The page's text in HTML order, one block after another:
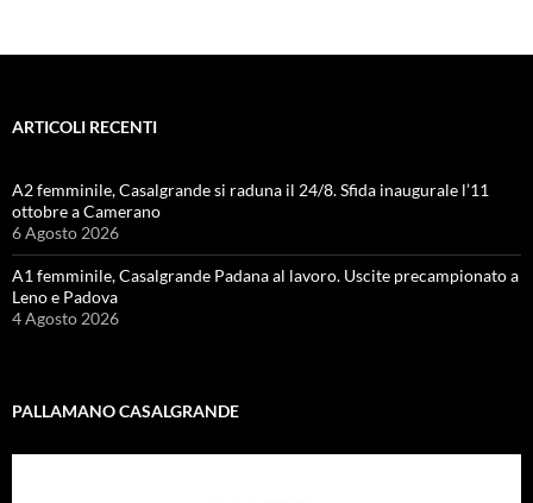
ARTICOLI RECENTI
A2 femminile, Casalgrande si raduna il 24/8. Sfida inaugurale l’11
ottobre a Camerano
6 Agosto 2026
A1 femminile, Casalgrande Padana al lavoro. Uscite precampionato a
Leno e Padova
4 Agosto 2026
PALLAMANO CASALGRANDE